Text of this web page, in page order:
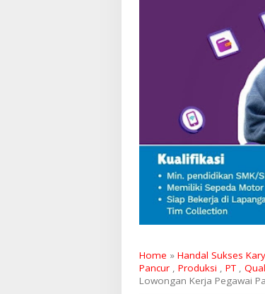
Home » Handal Sukses
Pancur , Produksi , PT ,
Lowongan Kerja Pegawai